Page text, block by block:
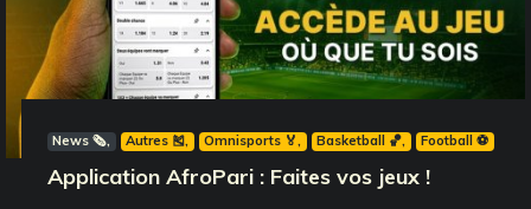
News 🗞️ Autres 🎽 Omnisports 🏅 Basketball 🏀 Football ⚽️
Application AfroPari : Faites vos jeux !